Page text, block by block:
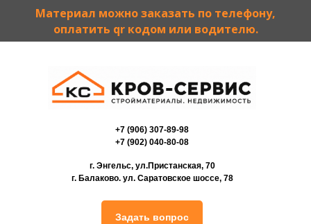
Материал можно заказать по телефону,
оплатить qr кодом или водителю.
+7 (906) 307-89-98
+7 (902) 040-80-08
г. Энгельс, ул.Пристанская, 70
г. Балаково. ул. Саратовское шоссе, 78
Задать вопрос